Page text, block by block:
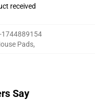
received
1744889154
Pads,
Say